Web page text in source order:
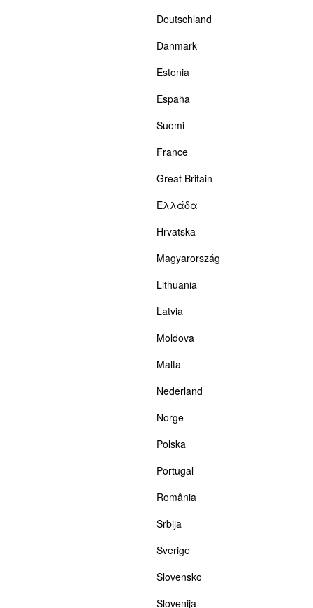
Deutschland
Danmark
Estonia
España
Suomi
France
Great Britain
Ελλάδα
Hrvatska
Magyarország
Lithuania
Latvia
Moldova
Malta
Nederland
Norge
Polska
Portugal
România
Srbija
Sverige
Slovensko
Slovenija